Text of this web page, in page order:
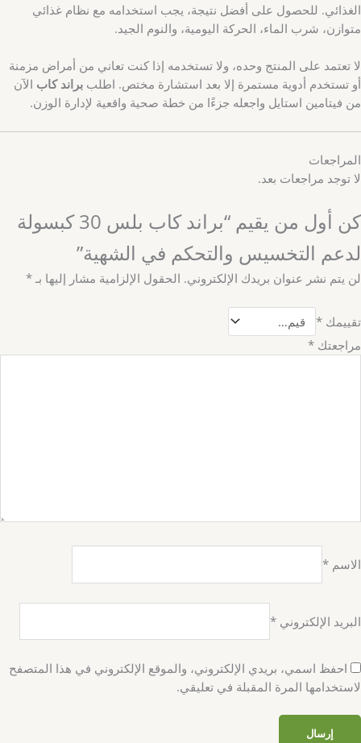
الغذائي. للحصول على أفضل نتيجة، يجب استخدامه مع نظام غذائي
متوازن، شرب الماء، الحركة اليومية، والنوم الجيد.
لا تعتمد على المنتج وحده، ولا تستخدمه إذا كنت تعاني من أمراض مزمنة
أو تستخدم أدوية مستمرة إلا بعد استشارة مختص. اطلب براند كاب الآن
من فيتامين استايل واجعله جزءًا من خطة صحية واقعية لإدارة الوزن.
المراجعات
لا توجد مراجعات بعد.
كن أول من يقيم “براند كاب بلس 30 كبسولة
لدعم التخسيس والتحكم في الشهية”
لن يتم نشر عنوان بريدك الإلكتروني. الحقول الإلزامية مشار إليها بـ *
تقييمك *
مراجعتك *
الاسم *
البريد الإلكتروني *
احفظ اسمي، بريدي الإلكتروني، والموقع الإلكتروني في هذا المتصفح
لاستخدامها المرة المقبلة في تعليقي.